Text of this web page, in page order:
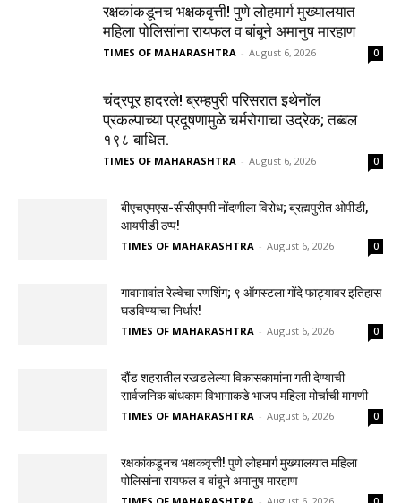
रक्षकांकडूनच भक्षकवृत्ती! पुणे लोहमार्ग मुख्यालयात
महिला पोलिसांना रायफल व बांबूने अमानुष मारहाण
TIMES OF MAHARASHTRA - August 6, 2026 0
चंद्रपूर हादरले! ब्रम्हपुरी परिसरात इथेनॉल
प्रकल्पाच्या प्रदूषणामुळे चर्मरोगाचा उद्रेक; तब्बल
१९८ बाधित.
TIMES OF MAHARASHTRA - August 6, 2026 0
बीएचएमएस-सीसीएमपी नोंदणीला विरोध; ब्रह्मपुरीत ओपीडी,
आयपीडी ठप्प!
TIMES OF MAHARASHTRA - August 6, 2026 0
गावागावांत रेल्वेचा रणशिंग; ९ ऑगस्टला गोंदे फाट्यावर इतिहास
घडविण्याचा निर्धार!
TIMES OF MAHARASHTRA - August 6, 2026 0
दौंड शहरातील रखडलेल्या विकासकामांना गती देण्याची
सार्वजनिक बांधकाम विभागाकडे भाजप महिला मोर्चाची मागणी
TIMES OF MAHARASHTRA - August 6, 2026 0
रक्षकांकडूनच भक्षकवृत्ती! पुणे लोहमार्ग मुख्यालयात महिला
पोलिसांना रायफल व बांबूने अमानुष मारहाण